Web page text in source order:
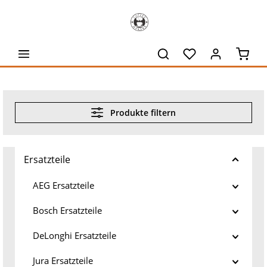
Produkte filtern
Ersatzteile
AEG Ersatzteile
Bosch Ersatzteile
DeLonghi Ersatzteile
Jura Ersatzteile